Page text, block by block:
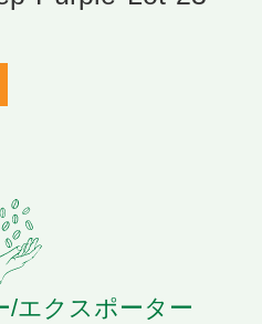
/エクスポーター